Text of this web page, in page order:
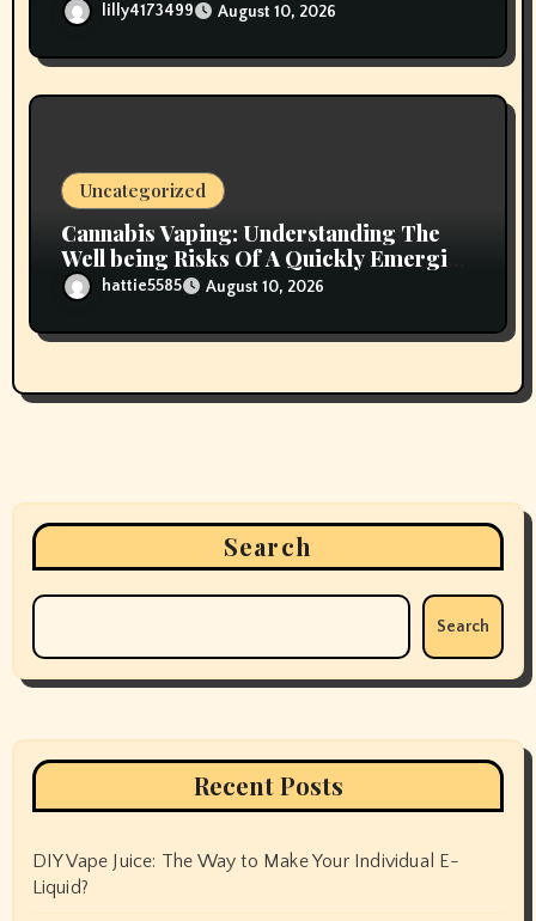
lilly4173499 August 10, 2026
Uncategorized
Cannabis Vaping: Understanding The
Well being Risks Of A Quickly Emerging
Patternhattie5585 August 10, 2026
Search
Search
Recent Posts
DIY Vape Juice: The Way to Make Your Individual E-
Liquid?